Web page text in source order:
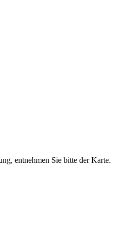
entnehmen Sie bitte der Karte.